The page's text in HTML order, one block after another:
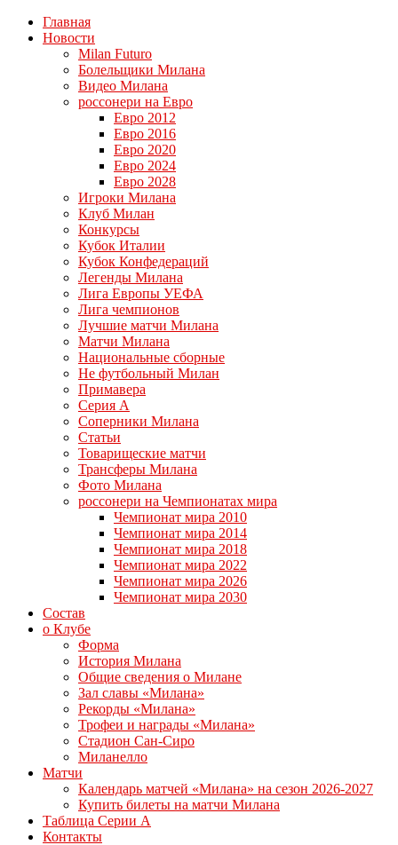
Главная
Новости
Milan Futuro
Болельщики Милана
Видео Милана
россонери на Евро
Евро 2012
Евро 2016
Евро 2020
Евро 2024
Евро 2028
Игроки Милана
Клуб Милан
Конкурсы
Кубок Италии
Кубок Конфедераций
Легенды Милана
Лига Европы УЕФА
Лига чемпионов
Лучшие матчи Милана
Матчи Милана
Национальные сборные
Не футбольный Милан
Примавера
Серия А
Соперники Милана
Статьи
Товарищеские матчи
Трансферы Милана
Фото Милана
россонери на Чемпионатах мира
Чемпионат мира 2010
Чемпионат мира 2014
Чемпионат мира 2018
Чемпионат мира 2022
Чемпионат мира 2026
Чемпионат мира 2030
Состав
о Клубе
Форма
История Милана
Общие сведения о Милане
Зал славы «Милана»
Рекорды «Милана»
Трофеи и награды «Милана»
Стадион Сан-Сиро
Миланелло
Матчи
Календарь матчей «Милана» на сезон 2026-2027
Купить билеты на матчи Милана
Таблица Серии А
Контакты